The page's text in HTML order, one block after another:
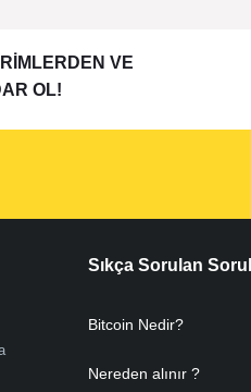
VE
OL!
Sıkça Sorulan
Bitcoin Nedir?
Nereden alınır ?